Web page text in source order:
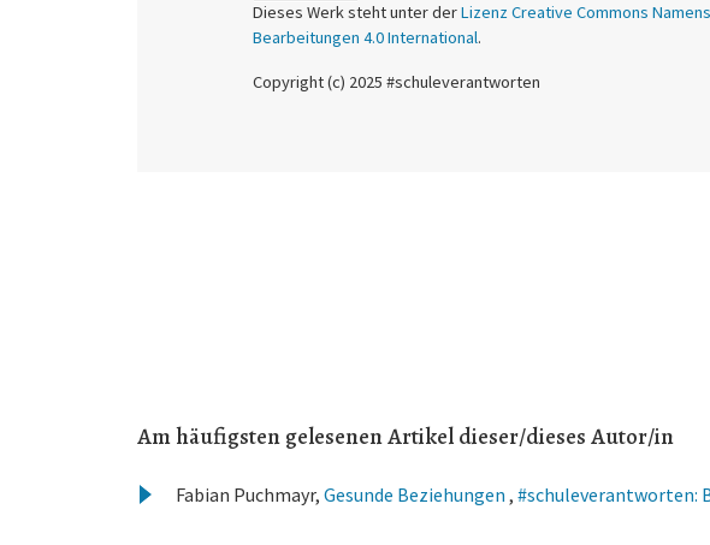
Dieses Werk steht unter derLizenz Creative Commons
Bearbeitungen 4.0 International.
Copyright (c) 2025 #schuleverantworten
Am häufigsten gelesenen Artikel dieser/dieses Autor/in
Fabian Puchmayr, Gesunde Beziehungen , #schuleverantworten: